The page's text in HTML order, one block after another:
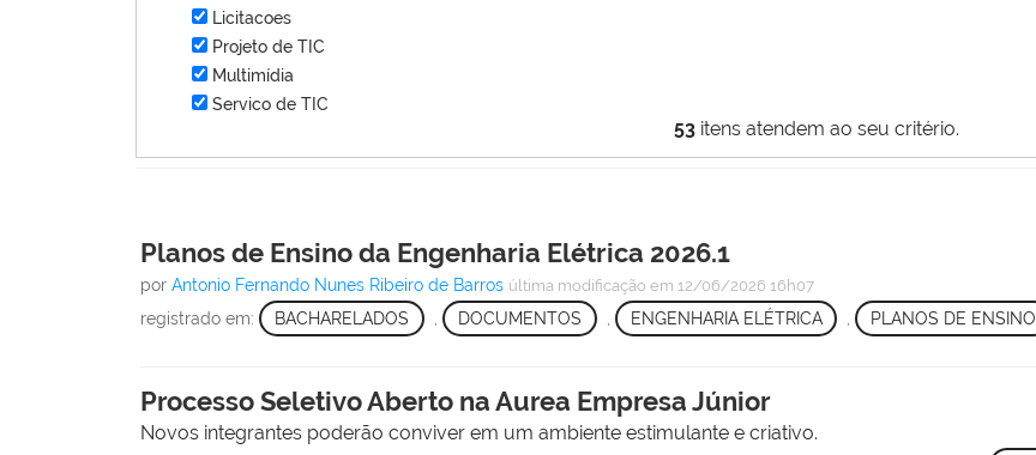
53 itens atendem ao seu critério.
Licitacoes
Projeto de TIC
Multimídia
Servico de TIC
Planos de Ensino da Engenharia Elétrica 2026.1
porAntonio Fernando Nunes Ribeiro de Barros última modificação em 12/06/2026 16h07
registrado em: BACHARELADOS DOCUMENTOS ENGENHARIA ELÉTRICA , PLANOS DE ENSINO
Processo Seletivo Aberto na Aurea Empresa Júnior
Novos integrantes poderão conviver em um ambiente estimulante e criativo.